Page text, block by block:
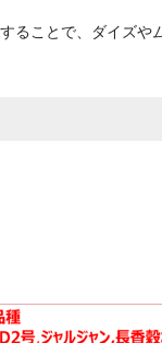
ることで、ダイズや